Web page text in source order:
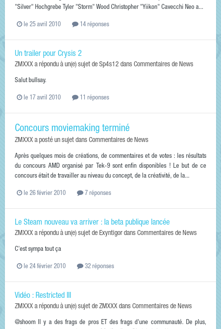
"Silver" Hochgrebe Tyler "Storm" Wood Christopher "Yiikon" Cavecchi Neo a...
le 25 avril 2010 14 réponses
Un trailer pour Crysis 2
ZMXXX a répondu à un(e) sujet de Sp4s12 dans Commentaires de News
Salut bullsay.
le 17 avril 2010 11 réponses
Concours moviemaking terminé
ZMXXX a posté un sujet dans Commentaires de News
Après quelques mois de créations, de commentaires et de votes : les résultats
du concours AMD organisé par Tek-9 sont enfin disponibles ! Le but de ce
concours était de travailler au niveau du concept, de la créativité, de la...
le 26 février 2010 7 réponses
Le Steam nouveau va arriver : la beta publique lancée
ZMXXX a répondu à un(e) sujet de Exyntigor dans Commentaires de News
C'est sympa tout ça
le 24 février 2010 32 réponses
Vidéo : Restricted III
ZMXXX a répondu à un(e) sujet de ZMXXX dans Commentaires de News
@shoom Il y a des frags de pros ET des frags d'une communauté. De plus,